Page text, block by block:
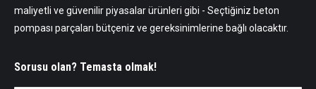
maliyetli ve güvenilir piyasalar ürünleri gibi - Seçtiğiniz beton
pompası parçaları bütçeniz ve gereksinimlerine bağlı olacaktır.
Sorusu olan? Temasta olmak!